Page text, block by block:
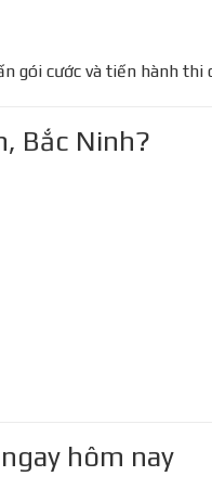
gói cước và tiến hành thi
Bắc Ninh?
hôm nay